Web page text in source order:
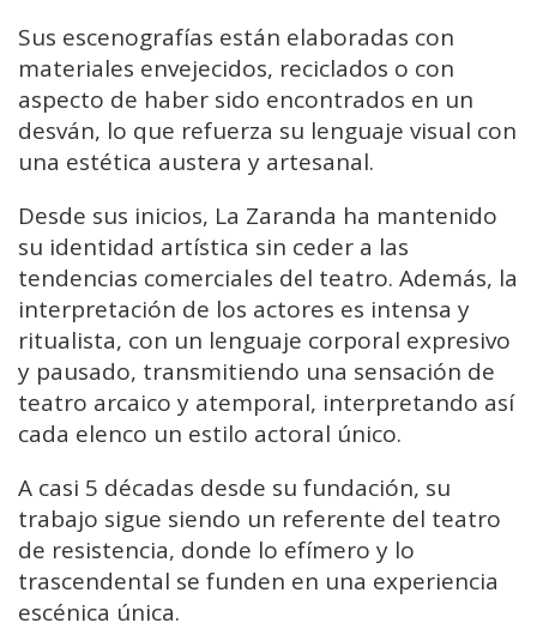
Sus escenografías están elaboradas con
materiales envejecidos, reciclados o con
aspecto de haber sido encontrados en un
desván, lo que refuerza su lenguaje visual con
una estética austera y artesanal.
Desde sus inicios, La Zaranda ha mantenido
su identidad artística sin ceder a las
tendencias comerciales del teatro. Además, la
interpretación de los actores es intensa y
ritualista, con un lenguaje corporal expresivo
y pausado, transmitiendo una sensación de
teatro arcaico y atemporal, interpretando así
cada elenco un estilo actoral único.
A casi 5 décadas desde su fundación, su
trabajo sigue siendo un referente del teatro
de resistencia, donde lo efímero y lo
trascendental se funden en una experiencia
escénica única.